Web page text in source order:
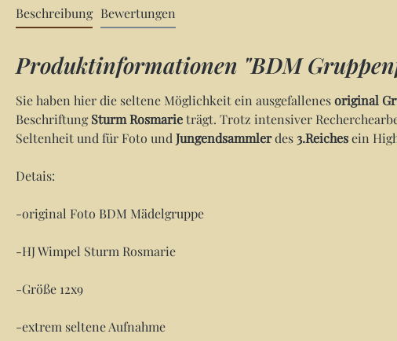
Beschreibung Bewertungen
Produktinformationen "BDM
Sie haben hier die seltene Möglichkeit ein ausgefallenesoriginal
BeschriftungSturm Rosmarieträgt. Trotz intensiver
Seltenheit und für Foto und Jungendsammlerdes3.Reichesein
Detais:
-original Foto BDM Mädelgruppe
-HJ Wimpel Sturm Rosmarie
-Größe 12x9
-extrem seltene Aufnahme